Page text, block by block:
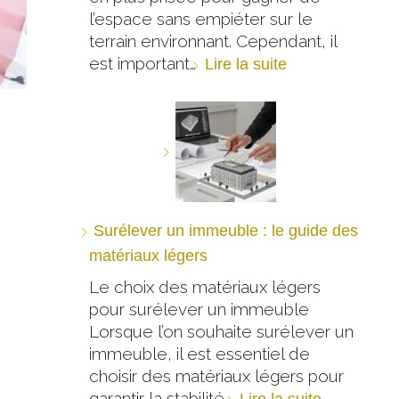
l’espace sans empiéter sur le
terrain environnant. Cependant, il
est important… Lire la suite
Surélever un immeuble : le guide des
matériaux légers
Le choix des matériaux légers
pour surélever un immeuble
Lorsque l’on souhaite surélever un
immeuble, il est essentiel de
choisir des matériaux légers pour